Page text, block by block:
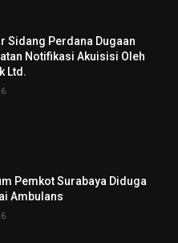
Sidang Perdana Dugaan
Notifikasi Akuisisi Oleh
Ltd.
Pemkot Surabaya Diduga
Ambulans